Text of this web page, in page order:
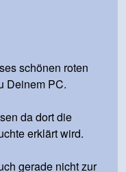
schönen roten
Deinem PC.
da dort die
erklärt wird.
gerade nicht zur